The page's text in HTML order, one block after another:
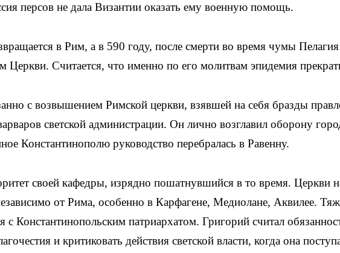
персов не дала Византии оказать ему военную помощь.
в Рим, а в 590 году, после смерти во время чумы
Церкви. Считается, что именно по его молитвам эпидемия
с возвышением Римской церкви, взявшей на себя бразды
светской администрации. Он лично возглавил оборону
Константинополю руководство перебралась в Равенну.
своей кафедры, изрядно пошатнувшийся в то время. Церкви
от Рима, особенно в Карфагене, Медиолане, Аквилее.
Константинопольским патриархатом. Григорий считал
и критиковать действия светской власти, когда она